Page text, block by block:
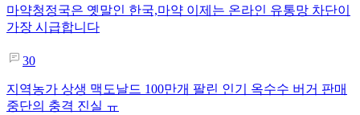
마약청정국은 옛말인 한국,마약 이제는 온라인 유통망 차단이
가장 시급합니다
30
지역농가 상생 맥도날드 100만개 팔린 인기 옥수수 버거 판매
중단의 충격 진실 ㅠ